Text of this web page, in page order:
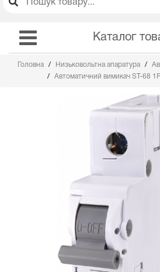
Каталог
Головна Низьковольтна апаратура
Автоматичний вимикач ST-68